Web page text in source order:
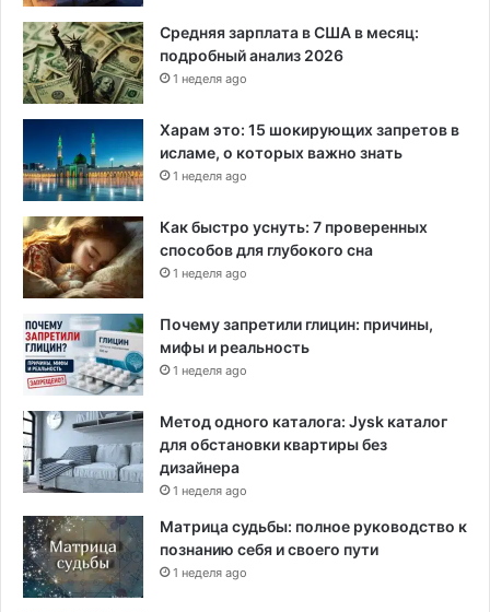
Средняя зарплата в США в месяц:
подробный анализ 2026
1 неделя ago
Харам это: 15 шокирующих запретов в
исламе, о которых важно знать
1 неделя ago
Как быстро уснуть: 7 проверенных
способов для глубокого сна
1 неделя ago
Почему запретили глицин: причины,
мифы и реальность
1 неделя ago
Метод одного каталога: Jysk каталог
для обстановки квартиры без
дизайнера
1 неделя ago
Матрица судьбы: полное руководство к
познанию себя и своего пути
1 неделя ago